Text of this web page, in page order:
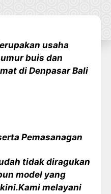
usaha
buis dan
di Denpasar Bali
Pemasanagan
tidak diragukan
model yang
melayani